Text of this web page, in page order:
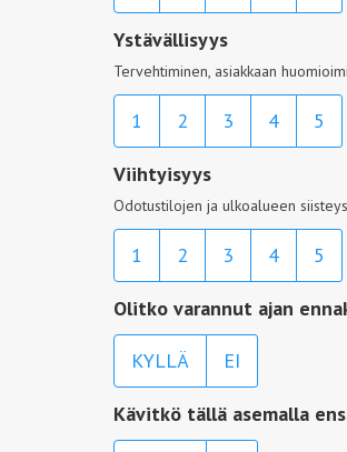
Ystävällisyys
Tervehtiminen, asiakkaan
1 2 3 4 5
Viihtyisyys
Odotustilojen ja ulkoalueen
1 2 3 4 5
Olitko varannut ajan
KYLLÄ EI
Kävitkö tällä asemalla